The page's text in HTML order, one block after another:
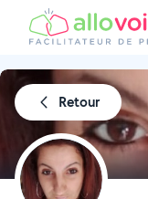
Retour